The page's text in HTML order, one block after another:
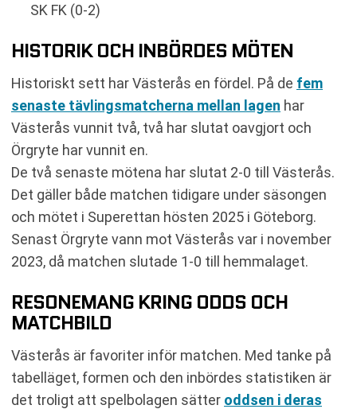
SK FK (0-2)
HISTORIK OCH INBÖRDES MÖTEN
Historiskt sett har Västerås en fördel. På de fem
senaste tävlingsmatcherna mellan lagen har
Västerås vunnit två, två har slutat oavgjort och
Örgryte har vunnit en.
De två senaste mötena har slutat 2-0 till Västerås.
Det gäller både matchen tidigare under säsongen
och mötet i Superettan hösten 2025 i Göteborg.
Senast Örgryte vann mot Västerås var i november
2023, då matchen slutade 1-0 till hemmalaget.
RESONEMANG KRING ODDS OCH
MATCHBILD
Västerås är favoriter inför matchen. Med tanke på
tabelläget, formen och den inbördes statistiken är
det troligt att spelbolagen sätter oddsen i deras